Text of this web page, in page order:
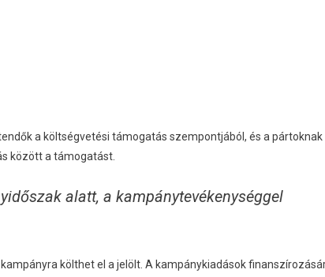
a költségvetési támogatás szempontjából, és a pártoknak
között a támogatást.
alatt, a kampánytevékenységgel
költhet el a jelölt. A kampánykiadások